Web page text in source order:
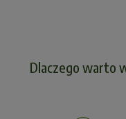
Dlaczego warto